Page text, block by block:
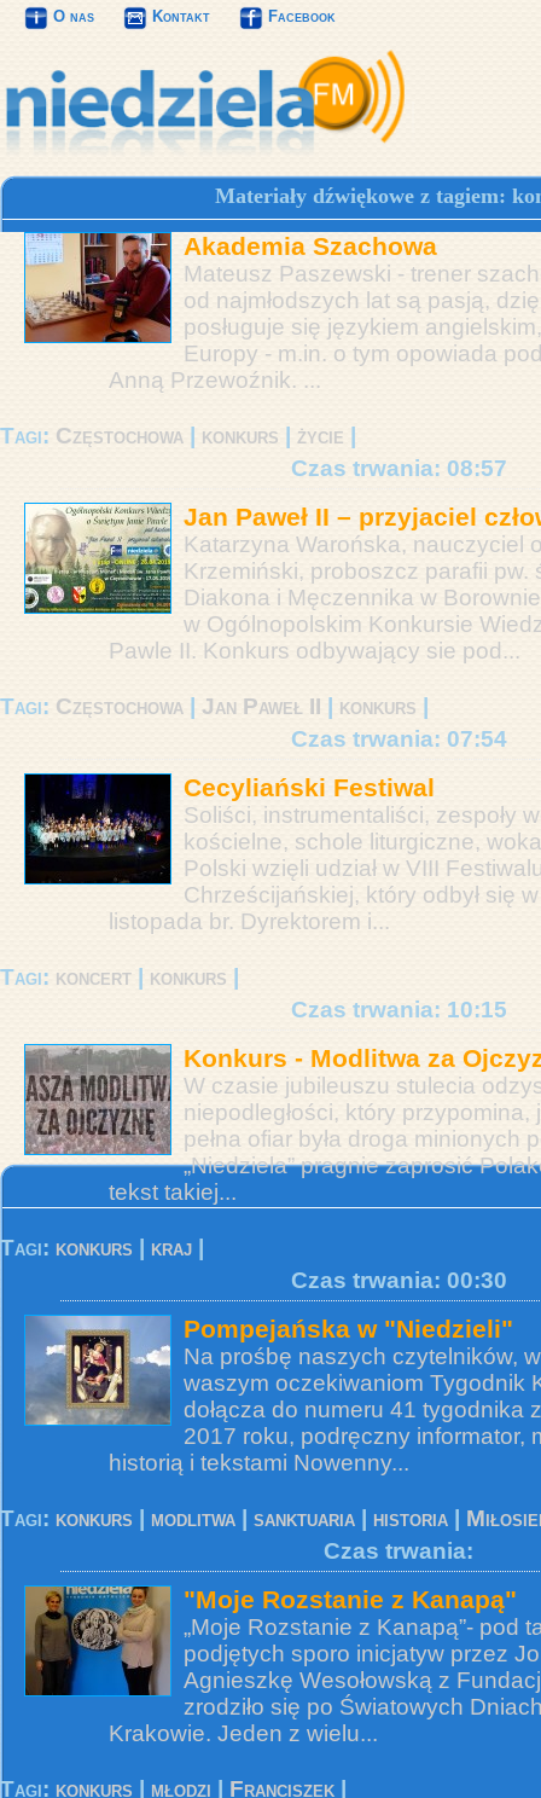
O nas Kontakt Facebook
Materiały dźwiękowe z tagiem:
Akademia Szachowa
Mateusz Paszewski - trener
od najmłodszych lat są pasją,
posługuje się językiem
Europy - m.in. o tym opowiada
Anną Przewoźnik. ...
Tagi: Częstochowa konkurs życie
Czas trwania: 08:57
Jan Paweł II – przyjaciel
Katarzyna Warońska, nauczyciel
Krzemiński, proboszcz parafii pw.
Diakona i Męczennika w
w Ogólnopolskim Konkursie
Pawle II. Konkurs odbywający sie pod...
Tagi: Częstochowa Jan Paweł II konkurs
Czas trwania: 07:54
Cecyliański Festiwal
Soliści, instrumentaliści, zespoły
kościelne, schole liturgiczne,
Polski wzięli udział w VIII
Chrześcijańskiej, który odbył się
listopada br. Dyrektorem i...
Tagi: koncert konkurs
Czas trwania: 10:15
Konkurs - Modlitwa za
W czasie jubileuszu stulecia
niepodległości, który przypomina,
pełna ofiar była droga minionych
„Niedziela” pragnie zaprosić
tekst takiej...
Tagi: konkurs kraj
Czas trwania: 00:30
Pompejańska w "Niedzieli"
Na prośbę naszych czytelników,
waszym oczekiwaniom Tygodnik
dołącza do numeru 41 tygodnika
2017 roku, podręczny informator,
historią i tekstami Nowenny...
Tagi: konkurs modlitwa sanktuaria historia
Czas trwania:
"Moje Rozstanie z Kanapą"
„Moje Rozstanie z Kanapą”- pod
podjętych sporo inicjatyw przez
Agnieszkę Wesołowską z
zrodziło się po Światowych
Krakowie. Jeden z wielu...
Tagi: konkurs młodzi Franciszek